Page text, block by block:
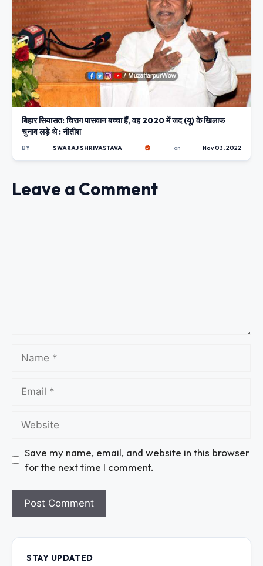
बिहार सियासत: चिराग पासवान बच्चा हैं, वह 2020 में जद (यू) के खिलाफ
चुनाव लड़े थे : नीतीश
BY SWARAJ SHRIVASTAVA on Nov 03, 2022
Leave a Comment
Save my name, email, and website in this browser
for the next time I comment.
STAY UPDATED